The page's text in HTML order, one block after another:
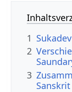
1
2
3